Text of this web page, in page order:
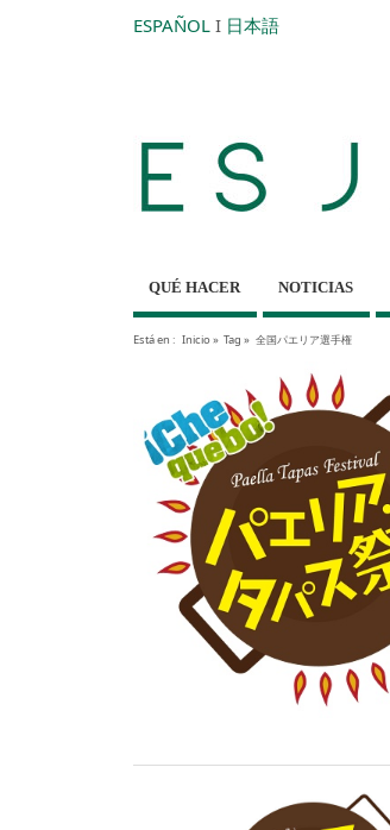
ESPAÑOL I 日本語
QUÉ HACER NOTICIAS
Está en : Inicio» Tag » 全国パエリア選手権